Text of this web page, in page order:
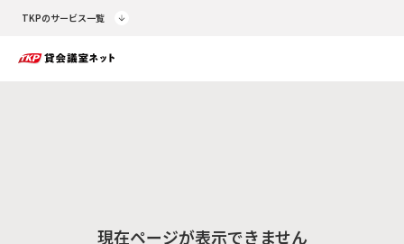
TKPのサービス一覧
現在ページが表示できません